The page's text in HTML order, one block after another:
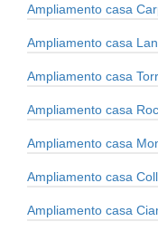
Ampliamento casa
Ampliamento casa
Ampliamento casa
Ampliamento casa
Ampliamento casa
Ampliamento casa
Ampliamento casa